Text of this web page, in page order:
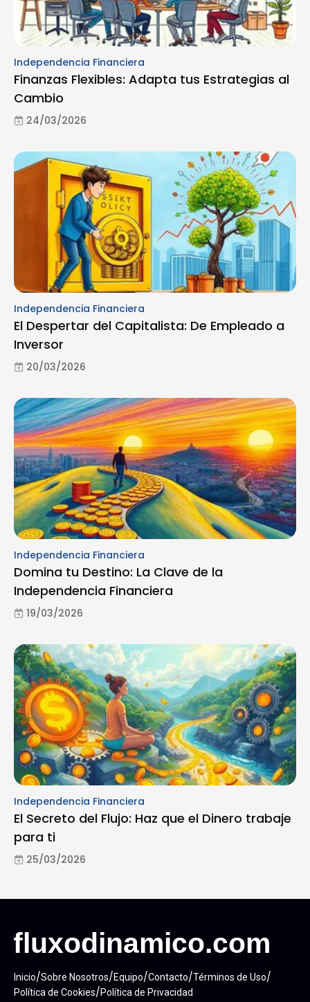
Independencia Financiera
Finanzas Flexibles: Adapta tus Estrategias al
Cambio
24/03/2026
Independencia Financiera
El Despertar del Capitalista: De Empleado a
Inversor
20/03/2026
Independencia Financiera
Domina tu Destino: La Clave de la
Independencia Financiera
19/03/2026
Independencia Financiera
El Secreto del Flujo: Haz que el Dinero trabaje
para ti
25/03/2026
Inicio/Sobre Nosotros/Equipo/Contacto/Términos de Uso/
Política de Cookies/Política de Privacidad